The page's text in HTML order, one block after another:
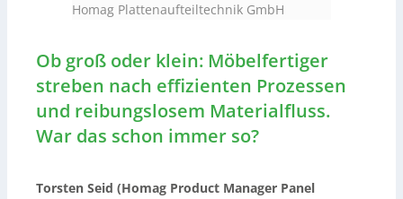
Homag Plattenaufteiltechnik GmbH
Ob groß oder klein: Möbelfertiger
streben nach effizienten Prozessen
und reibungslosem Materialfluss.
War das schon immer so?
Torsten Seid (Homag Product Manager Panel